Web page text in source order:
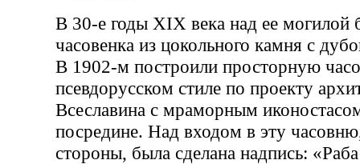
В 30-е годы XIX века над ее могилой
часовенка из цокольного камня с
В 1902-м построили просторную
псевдорусском стиле по проекту
Всеславина с мраморным
посредине. Над входом в эту
стороны, была сделана надпись: